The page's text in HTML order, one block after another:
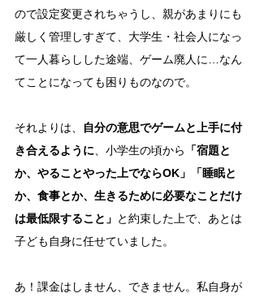
ので設定変更されちゃうし、親があまりにも
厳しく管理しすぎて、大学生・社会人になっ
て一人暮らしした途端、ゲーム廃人に…なん
てことになっても困りものなので。
それよりは、
自分の意思でゲームと上手に付
き合えるように 、小学生の頃から
「宿題と
か、やることやった上でならOK」「睡眠と
か、食事とか、生きるために必要なことだけ
は最低限すること」 と約束した上で、あとは
子ども自身に任せていました。
あ！課金はしません、できません。私自身が